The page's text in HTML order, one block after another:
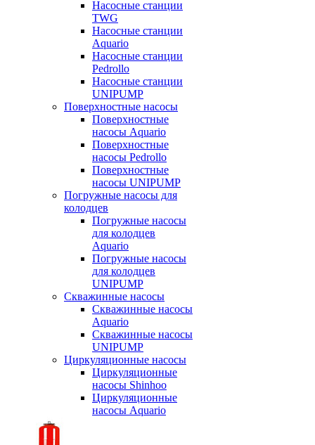
Насосные станции
TWG
Насосные станции
Aquario
Насосные станции
Pedrollo
Насосные станции
UNIPUMP
Поверхностные насосы
Поверхностные
насосы Aquario
Поверхностные
насосы Pedrollo
Поверхностные
насосы UNIPUMP
Погружные насосы для
колодцев
Погружные насосы
для колодцев
Aquario
Погружные насосы
для колодцев
UNIPUMP
Скважинные насосы
Скважинные насосы
Aquario
Скважинные насосы
UNIPUMP
Циркуляционные насосы
Циркуляционные
насосы Shinhoo
Циркуляционные
насосы Aquario